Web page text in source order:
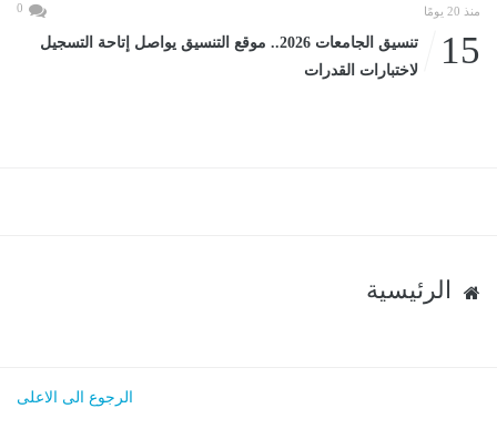
منذ 20 يومًا 0
15
تنسيق الجامعات 2026.. موقع التنسيق يواصل إتاحة التسجيل
لاختبارات القدرات
الرئيسية
الرجوع الى الاعلى